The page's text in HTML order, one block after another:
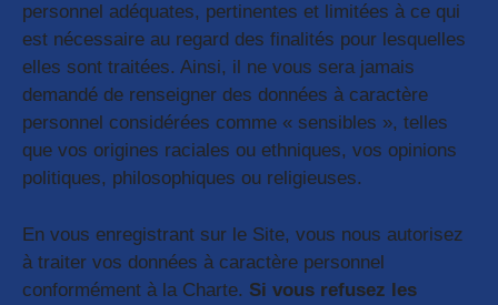
personnel adéquates, pertinentes et limitées à ce qui
est nécessaire au regard des finalités pour lesquelles
elles sont traitées. Ainsi, il ne vous sera jamais
demandé de renseigner des données à caractère
personnel considérées comme « sensibles », telles
que vos origines raciales ou ethniques, vos opinions
politiques, philosophiques ou religieuses.
En vous enregistrant sur le Site, vous nous autorisez
à traiter vos données à caractère personnel
conformément à la Charte. Si vous refusez les